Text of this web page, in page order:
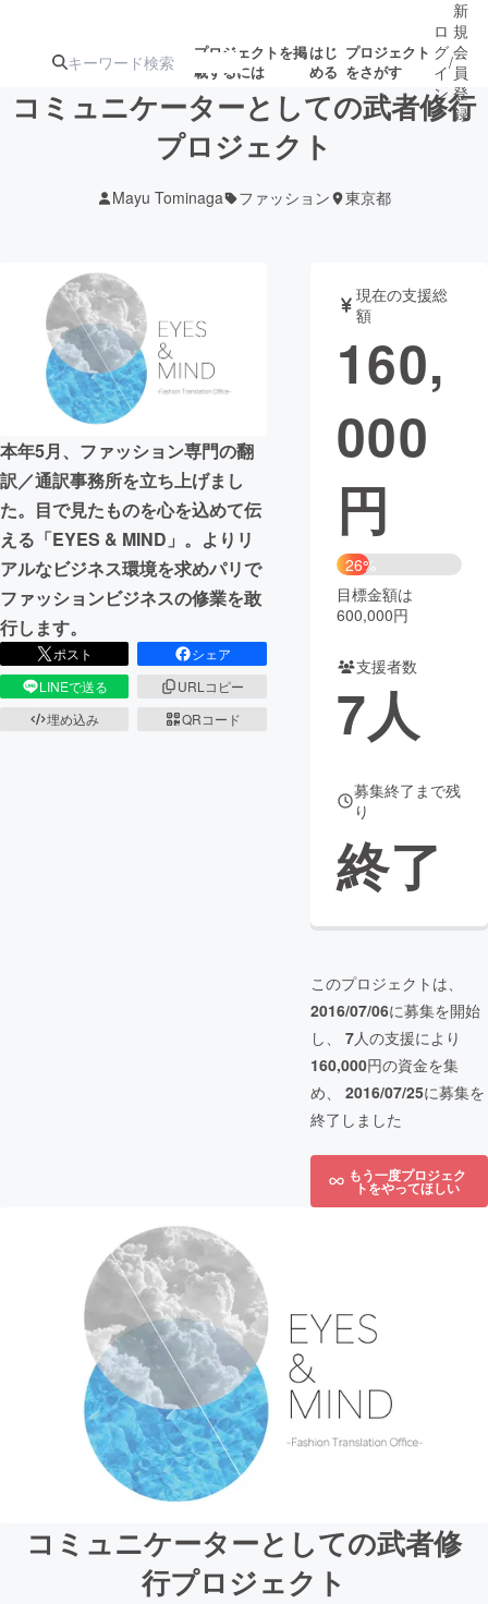
プロジェクトを掲
載するには
はじ
める
プロジェクト
をさがす
ターン
ジェクト
募集終了が近いプ
ロジェクト
されます
アート・写真 音楽
テクノロジー・ガジェット ゲーム・サ
映像・映画
ビジネス・起業
まちづくり・地域活性化
CAMPFIRE for Social Good
CAMPFIRE Creation
コミュニティ
ロ
グ
イ
ン
/
新
規
会
員
登
録
コミュニケーターとしての武者修行
プロジェクト
Mayu Tominaga ファッション 東京都
本年5月、ファッション専門の翻
訳／通訳事務所を立ち上げまし
た。目で見たものを心を込めて伝
える「EYES & MIND」。よりリ
アルなビジネス環境を求めパリで
ファッションビジネスの修業を敢
行します。
ポスト
シェア
LINEで送る
URLコピー
埋め込み
QRコード
現在の支援総
額
160,
000
円
26%
目標金額は
600,000円
支援者数
7人
募集終了まで残
り
終了
このプロジェクトは、
2016/07/06に募集を開始
し、 7人の支援により
160,000円の資金を集
め、 2016/07/25に募集を
終了しました
もう一度プロジェク
トをやってほしい
コミュニケーターとしての武者修
行プロジェクト